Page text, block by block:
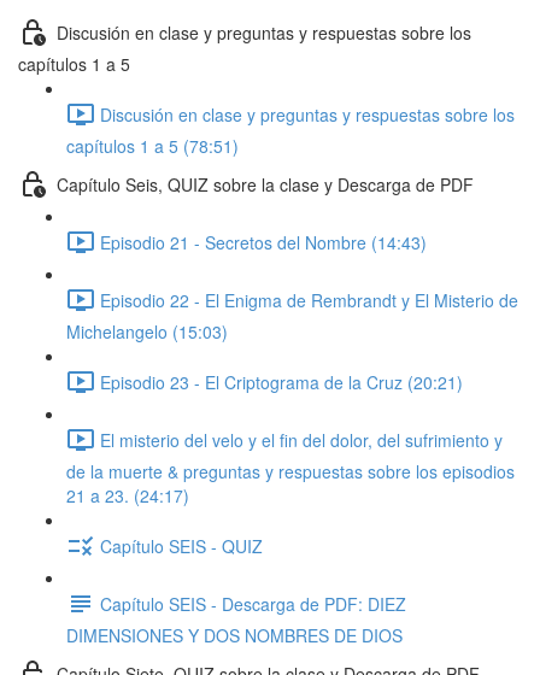
Discusión en clase y preguntas y respuestas sobre los
capítulos 1 a 5
Discusión en clase y preguntas y respuestas sobre los
capítulos 1 a 5 (78:51)
Capítulo Seis, QUIZ sobre la clase y Descarga de PDF
Episodio 21 - Secretos del Nombre (14:43)
Episodio 22 - El Enigma de Rembrandt y El Misterio de
Michelangelo (15:03)
Episodio 23 - El Criptograma de la Cruz (20:21)
El misterio del velo y el fin del dolor, del sufrimiento y
de la muerte & preguntas y respuestas sobre los episodios
21 a 23. (24:17)
Capítulo SEIS - QUIZ
Capítulo SEIS - Descarga de PDF: DIEZ
DIMENSIONES Y DOS NOMBRES DE DIOS